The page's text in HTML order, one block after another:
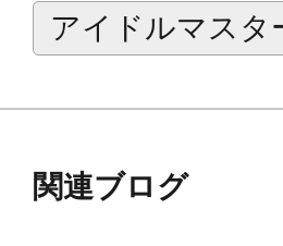
す。アイドルマスタ
関連ブログ